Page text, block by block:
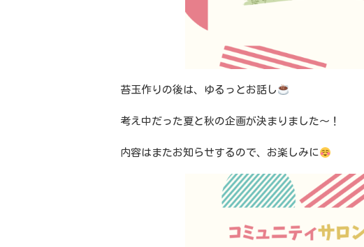
苔玉作りの後は、ゆるっとお話し
考え中だった夏と秋の企画が決まりました〜！
内容はまたお知らせするので、お楽しみに